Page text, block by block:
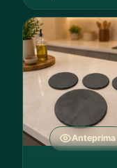
Anteprima